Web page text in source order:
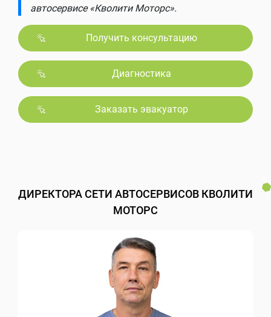
автосервисе «Кволити Моторс».
Получить консультацию
Диагностика
Заказать эвакуатор
ДИРЕКТОРА СЕТИ АВТОСЕРВИСОВ КВОЛИТИ
МОТОРС